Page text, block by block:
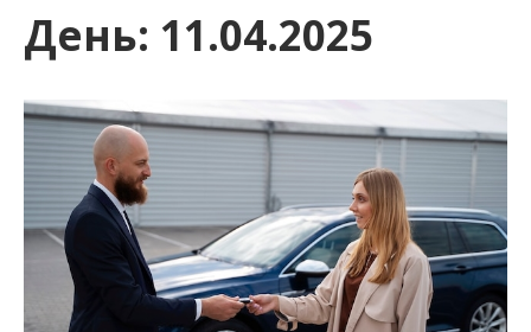
День: 11.04.2025